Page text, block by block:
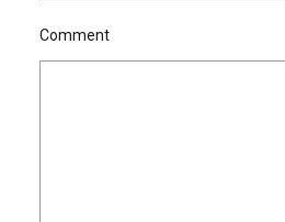
Comment